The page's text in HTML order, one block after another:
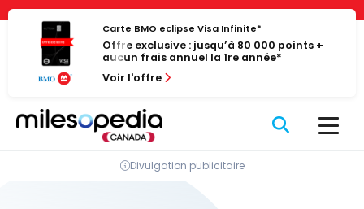
Panneau de gestion des cookies
Passer
contenu
Carte BMO eclipse Visa Infinite*
Offre exclusive : jusqu’à 80 000 points +
aucun frais annuel la 1re année*
Voir l'offre
Divulgation publicitaire